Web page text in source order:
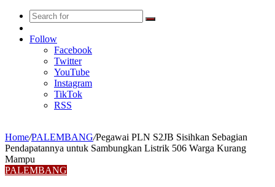
Search
Article
Follow
Facebook
Twitter
YouTube
Instagram
TikTok
RSS
Home/PALEMBANG/Pegawai PLN S2JB Sisihkan Sebagian
Pendapatannya untuk Sambungkan Listrik 506 Warga Kurang
Mampu
PALEMBANG